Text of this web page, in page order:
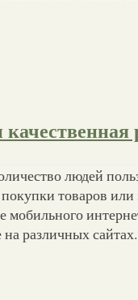
людей
товаров или
мобильного
различных